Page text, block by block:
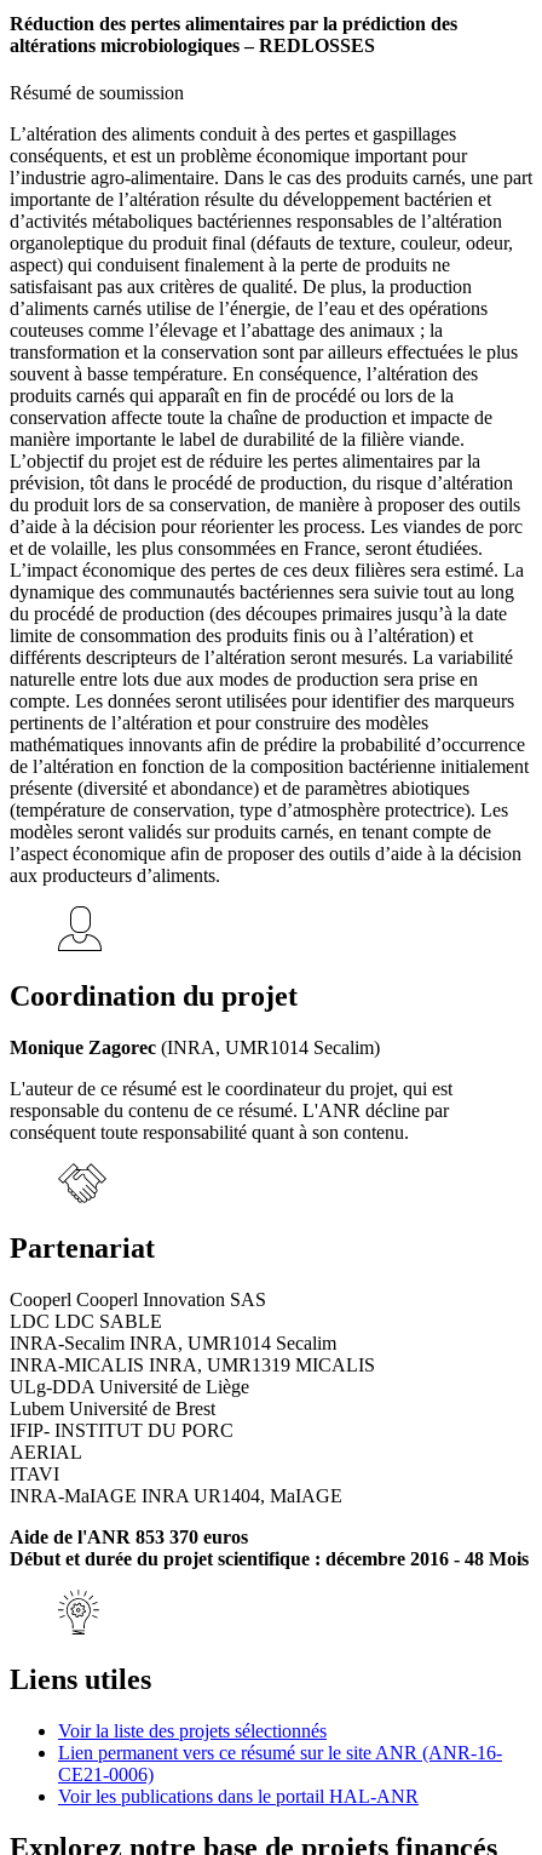
Réduction des pertes alimentaires par la prédiction des
altérations microbiologiques – REDLOSSES
Résumé de soumission
L’altération des aliments conduit à des pertes et gaspillages
conséquents, et est un problème économique important pour
l’industrie agro-alimentaire. Dans le cas des produits carnés, une part
importante de l’altération résulte du développement bactérien et
d’activités métaboliques bactériennes responsables de l’altération
organoleptique du produit final (défauts de texture, couleur, odeur,
aspect) qui conduisent finalement à la perte de produits ne
satisfaisant pas aux critères de qualité. De plus, la production
d’aliments carnés utilise de l’énergie, de l’eau et des opérations
couteuses comme l’élevage et l’abattage des animaux ; la
transformation et la conservation sont par ailleurs effectuées le plus
souvent à basse température. En conséquence, l’altération des
produits carnés qui apparaît en fin de procédé ou lors de la
conservation affecte toute la chaîne de production et impacte de
manière importante le label de durabilité de la filière viande.
L’objectif du projet est de réduire les pertes alimentaires par la
prévision, tôt dans le procédé de production, du risque d’altération
du produit lors de sa conservation, de manière à proposer des outils
d’aide à la décision pour réorienter les process. Les viandes de porc
et de volaille, les plus consommées en France, seront étudiées.
L’impact économique des pertes de ces deux filières sera estimé. La
dynamique des communautés bactériennes sera suivie tout au long
du procédé de production (des découpes primaires jusqu’à la date
limite de consommation des produits finis ou à l’altération) et
différents descripteurs de l’altération seront mesurés. La variabilité
naturelle entre lots due aux modes de production sera prise en
compte. Les données seront utilisées pour identifier des marqueurs
pertinents de l’altération et pour construire des modèles
mathématiques innovants afin de prédire la probabilité d’occurrence
de l’altération en fonction de la composition bactérienne initialement
présente (diversité et abondance) et de paramètres abiotiques
(température de conservation, type d’atmosphère protectrice). Les
modèles seront validés sur produits carnés, en tenant compte de
l’aspect économique afin de proposer des outils d’aide à la décision
aux producteurs d’aliments.
Coordination du projet
Monique Zagorec (INRA, UMR1014 Secalim)
L'auteur de ce résumé est le coordinateur du projet, qui est
responsable du contenu de ce résumé. L'ANR décline par
conséquent toute responsabilité quant à son contenu.
Partenariat
Cooperl Cooperl Innovation SAS
LDC LDC SABLE
INRA-Secalim INRA, UMR1014 Secalim
INRA-MICALIS INRA, UMR1319 MICALIS
ULg-DDA Université de Liège
Lubem Université de Brest
IFIP- INSTITUT DU PORC
AERIAL
ITAVI
INRA-MaIAGE INRA UR1404, MaIAGE
Aide de l'ANR 853 370 euros
Début et durée du projet scientifique : décembre 2016 - 48 Mois
Liens utiles
Voir la liste des projets sélectionnés
Lien permanent vers ce résumé sur le site ANR (ANR-16-
CE21-0006)
Voir les publications dans le portail HAL-ANR
Explorez notre base de projets financés